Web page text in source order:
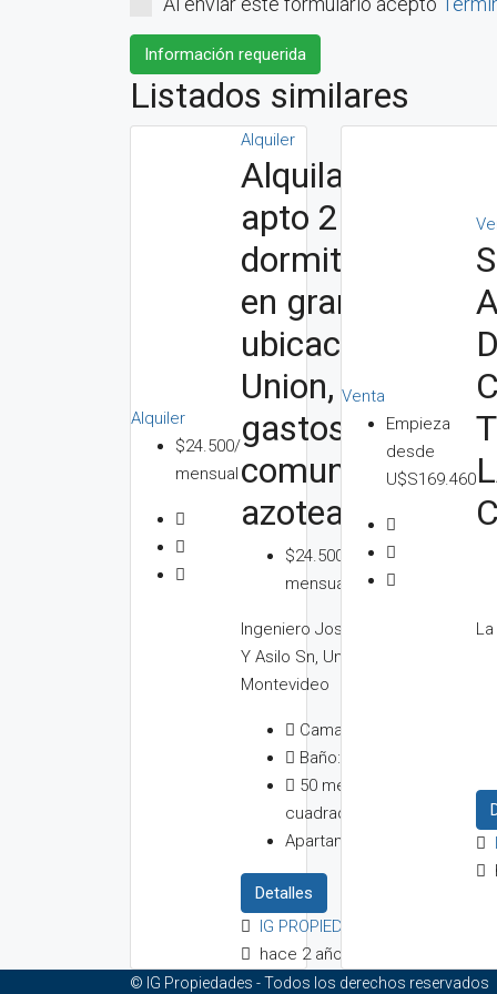
Información requerida
Listados similares
Alquiler
$24.500/
mensual
Alquiler
Alquila
apto 2
dormitorios
en gran
ubicacion,
Union, Sin
gastos
comunes y
azotea
$24.500/
mensual
Ingeniero José Serrato
Y Asilo Sn, Unión,
Montevideo
Camas:
Baño:
50 metros
cuadrados
Apartamento
Detalles
IG PROPIEDADES
hace 2 años
Venta
Empieza
desde
U$S169.460
© IG Propiedades - Todos los derechos reservados